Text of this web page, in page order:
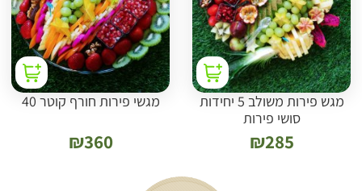
מגש פירות משולב 5 יחידות
סושי פירות
₪285
מגשי פירות חורף קוטר 40
₪360